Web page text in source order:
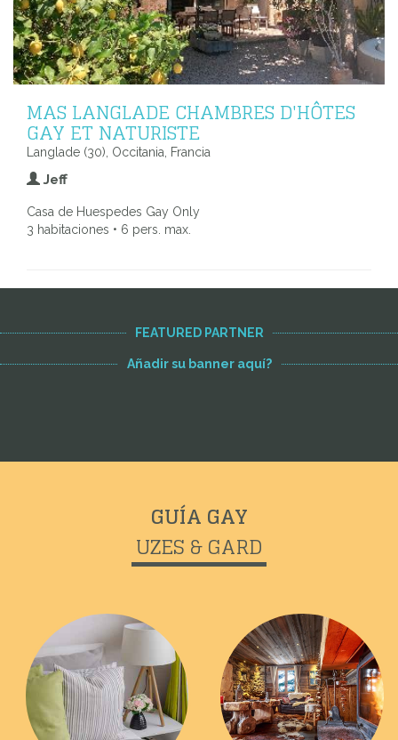
MAS LANGLADE CHAMBRES D'HÔTES
GAY ET NATURISTE
Langlade (30), Occitania, Francia
Jeff
Casa de Huespedes Gay Only
3 habitaciones • 6 pers. max.
FEATURED PARTNER
Añadir su banner aquí?
GUÍA GAY
UZES & GARD